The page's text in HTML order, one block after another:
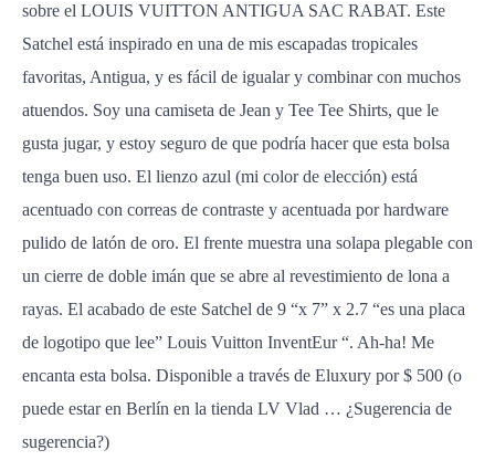
sobre el LOUIS VUITTON ANTIGUA SAC RABAT. Este
Satchel está inspirado en una de mis escapadas tropicales
favoritas, Antigua, y es fácil de igualar y combinar con muchos
atuendos. Soy una camiseta de Jean y Tee Tee Shirts, que le
gusta jugar, y estoy seguro de que podría hacer que esta bolsa
tenga buen uso. El lienzo azul (mi color de elección) está
acentuado con correas de contraste y acentuada por hardware
pulido de latón de oro. El frente muestra una solapa plegable con
un cierre de doble imán que se abre al revestimiento de lona a
rayas. El acabado de este Satchel de 9 “x 7” x 2.7 “es una placa
de logotipo que lee” Louis Vuitton InventEur “. Ah-ha! Me
encanta esta bolsa. Disponible a través de Eluxury por $ 500 (o
puede estar en Berlín en la tienda LV Vlad … ¿Sugerencia de
sugerencia?)